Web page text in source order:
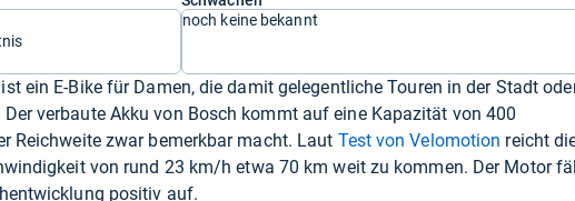
noch keine bekannt
ein E-Bike für Damen, die damit gelegentliche Touren in der Stadt
verbaute Akku von Bosch kommt auf eine Kapazität von 400
Reichweite zwar bemerkbar macht. Laut Test von Velomotion reicht
von rund 23 km/h etwa 70 km weit zu kommen. Der Motor
positiv auf.